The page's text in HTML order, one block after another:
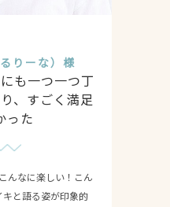
りーな）様
も一つ一つ丁
、すごく満足
った
んなに楽しい！こん
と語る姿が印象的